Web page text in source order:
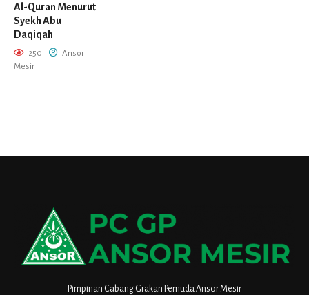
Al-Quran Menurut
Syekh Abu
Daqiqah
250
Ansor
Mesir
Pimpinan Cabang Grakan Pemuda Ansor Mesir